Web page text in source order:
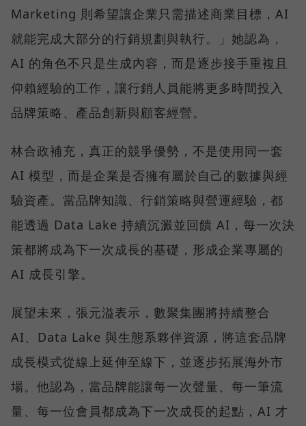
Marketing 則希望讓企業只需描述商業目標，AI
就能完成大部分的行銷規劃與執行。」她認為，
AI 的角色不只是生成內容，而是逐步接手重複且
仰賴經驗的工作，讓行銷人員能將更多時間投入
品牌策略、產品創新與顧客經營。
林合政補充，真正的競爭優勢，不是使用同一套
AI 模型，而是企業是否擁有屬於自己的數據與經
驗資產。當品牌知識、行銷策略與營運經驗，都
能透過 Data Lake 持續沉澱並回饋 AI，每一次決
策都將成為下一次成長的基礎，形成企業專屬的
AI 成長引擎。
展望未來，張元溢表示，數聚集團將持續整合
AI、Data Lake 與生態系夥伴資源，將這套品牌
成長模式從線上延伸至線下，並逐步拓展海外市
場。他認為，當品牌能讓每一次聲量、每一筆流
量、每一位會員都成為下一次成長的起點，AI 才